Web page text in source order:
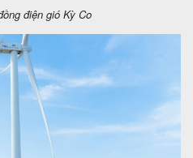
điện gió Kỳ Co